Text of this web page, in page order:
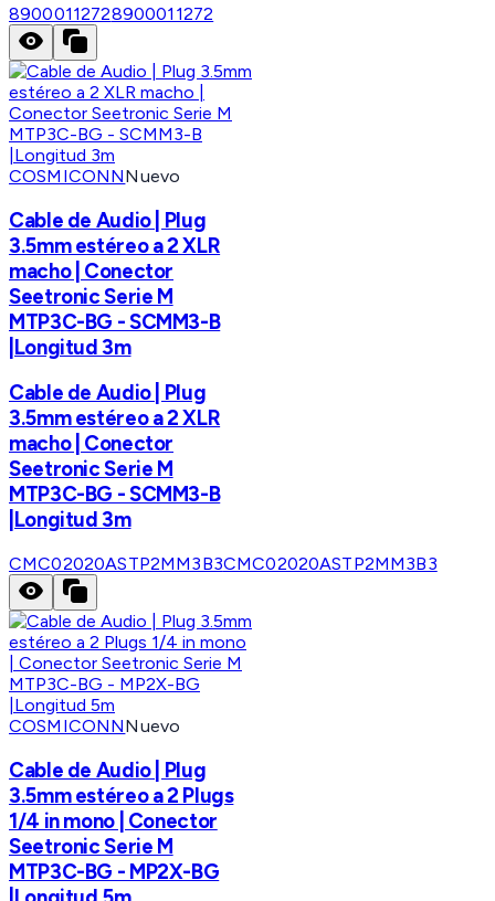
89000112728900011272
COSMICONNNuevo
Cable de Audio | Plug
3.5mm estéreo a 2 XLR
macho | Conector
Seetronic Serie M
MTP3C-BG - SCMM3-B
|Longitud 3m
Cable de Audio | Plug
3.5mm estéreo a 2 XLR
macho | Conector
Seetronic Serie M
MTP3C-BG - SCMM3-B
|Longitud 3m
CMC02020ASTP2MM3B3CMC02020ASTP2MM3B3
COSMICONNNuevo
Cable de Audio | Plug
3.5mm estéreo a 2 Plugs
1/4 in mono | Conector
Seetronic Serie M
MTP3C-BG - MP2X-BG